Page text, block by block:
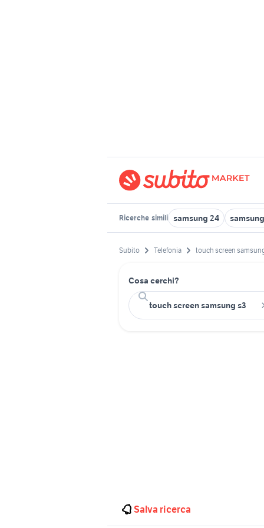
Ricerche simili samsung 24
Subito Telefonia touch screen
Cosa cerchi?
Salva ricerca